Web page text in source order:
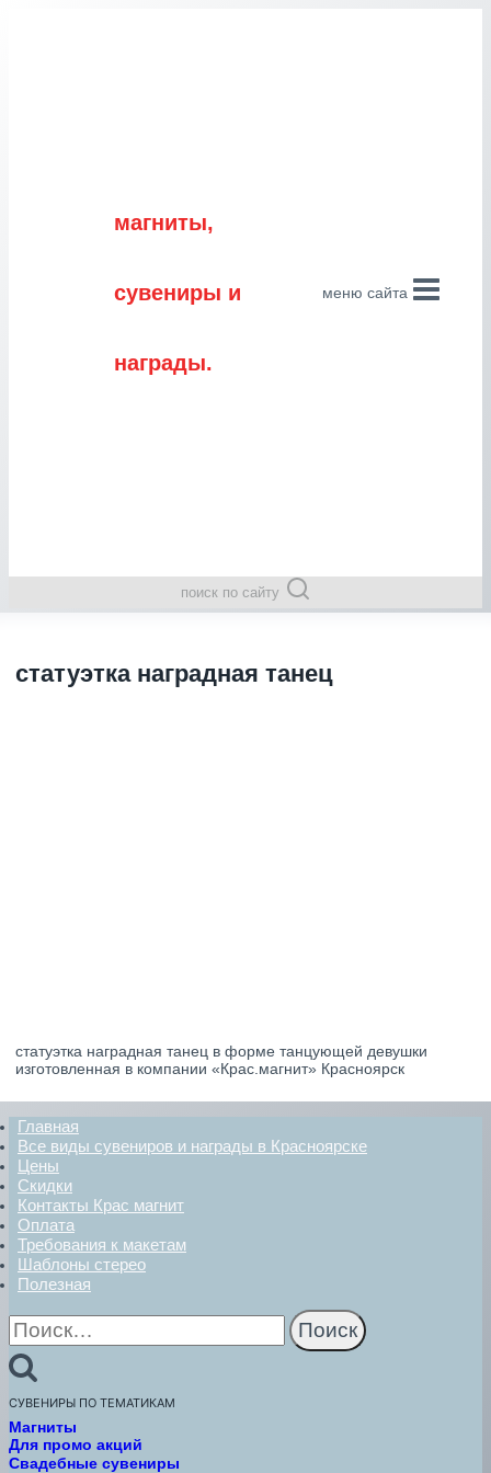
магниты,
сувениры и
награды.
меню сайта
поиск по сайту
статуэтка наградная танец
статуэтка наградная танец в форме танцующей девушки
изготовленная в компании «Крас.магнит» Красноярск
Главная
Все виды сувениров и награды в Красноярске
Цены
Скидки
Контакты Крас магнит
Оплата
Требования к макетам
Шаблоны стерео
Полезная
Найти:
СУВЕНИРЫ ПО ТЕМАТИКАМ
Магниты
Для промо акций
Свадебные сувениры